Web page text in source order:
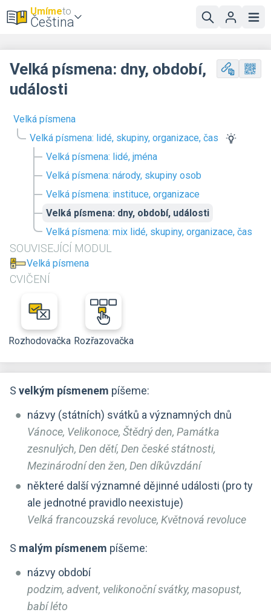
Umímeto
Čeština
Velká písmena
Velká písmena: lidé, skupiny, organizace, čas
Velká písmena: lidé, jména
Velká písmena: národy, skupiny osob
Velká písmena: instituce, organizace
Velká písmena: dny, období, události
Velká písmena: mix lidé, skupiny, organizace, čas
SOUVISEJÍCÍ MODUL
Velká písmena
CVIČENÍ
Rozhodovačka Rozřazovačka
Velká písmena: dny, období,
události
S velkým písmenem píšeme:
názvy (státních) svátků a významných dnů
Vánoce, Velikonoce, Štědrý den, Památka
zesnulých, Den dětí, Den české státnosti,
Mezinárodní den žen, Den díkůvzdání
některé další významné dějinné události (pro ty
ale jednotné pravidlo neexistuje)
Velká francouzská revoluce, Květnová revoluce
S malým písmenem píšeme:
názvy období
podzim, advent, velikonoční svátky, masopust,
babí léto